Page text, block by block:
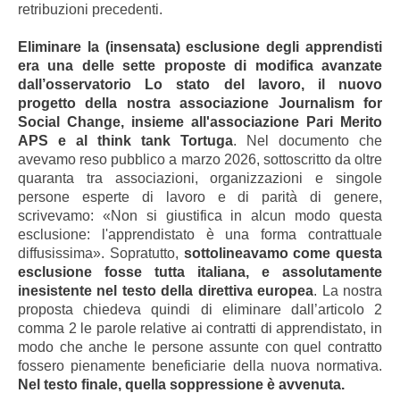
retribuzioni precedenti.
Eliminare la (insensata) esclusione degli apprendisti
era una delle sette proposte di modifica avanzate
dall’osservatorio Lo stato del lavoro, il nuovo
progetto della nostra associazione Journalism for
Social Change, insieme all'associazione Pari Merito
APS e al think tank Tortuga. Nel documento che
avevamo reso pubblico a marzo 2026, sottoscritto da oltre
quaranta tra associazioni, organizzazioni e singole
persone esperte di lavoro e di parità di genere,
scrivevamo: «Non si giustifica in alcun modo questa
esclusione: l'apprendistato è una forma contrattuale
diffusissima». Sopratutto, sottolineavamo come questa
esclusione fosse tutta italiana, e assolutamente
inesistente nel testo della direttiva europea. La nostra
proposta chiedeva quindi di eliminare dall’articolo 2
comma 2 le parole relative ai contratti di apprendistato, in
modo che anche le persone assunte con quel contratto
fossero pienamente beneficiarie della nuova normativa.
Nel testo finale, quella soppressione è avvenuta.